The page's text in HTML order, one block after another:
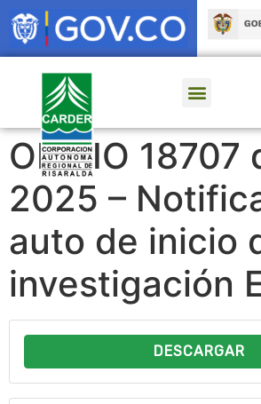
OFICIO 18707
2025 –
auto de inicio
investigación
DESCARGAR